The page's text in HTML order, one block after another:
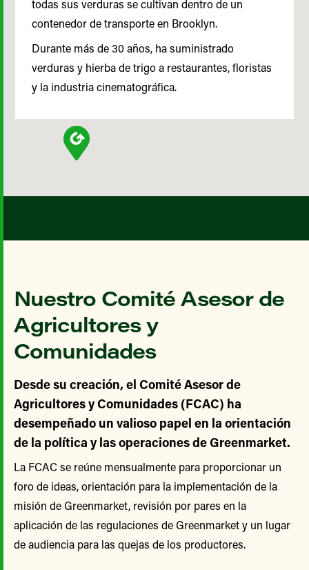
Nuestro Comité Asesor de
Agricultores y
Comunidades
Desde su creación, el Comité Asesor de
Agricultores y Comunidades (FCAC) ha
desempeñado un valioso papel en la orientación
de la política y las operaciones de Greenmarket.
La FCAC se reúne mensualmente para proporcionar un
foro de ideas, orientación para la implementación de la
misión de Greenmarket, revisión por pares en la
aplicación de las regulaciones de Greenmarket y un lugar
de audiencia para las quejas de los productores.
todas sus verduras se cultivan dentro de un
contenedor de transporte en Brooklyn.
Durante más de 30 años, ha suministrado
verduras y hierba de trigo a restaurantes, floristas
y la industria cinematográfica.